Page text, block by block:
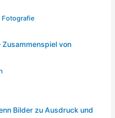
Zusammenspiel von
Bilder zu Ausdruck und